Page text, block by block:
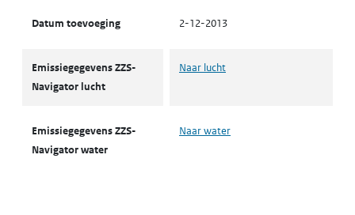
Datum toevoeging 2-12-2013
Emissiegegevens ZZS-
Navigator lucht
Naar lucht
Emissiegegevens ZZS-
Navigator water
Naar water